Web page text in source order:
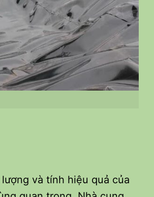
và tính hiệu quả của